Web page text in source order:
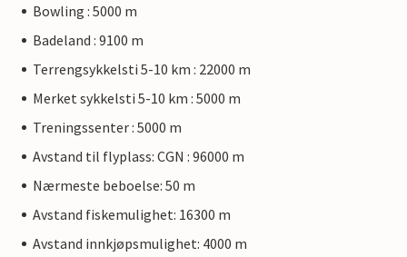
Bowling : 5000 m
Badeland : 9100 m
Terrengsykkelsti 5-10 km : 22000 m
Merket sykkelsti 5-10 km : 5000 m
Treningssenter : 5000 m
Avstand til flyplass: CGN : 96000 m
Nærmeste beboelse: 50 m
Avstand fiskemulighet: 16300 m
Avstand innkjøpsmulighet: 4000 m